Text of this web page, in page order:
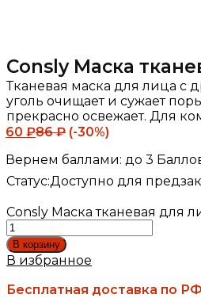
Consly Маска
Тканевая маска для лица с
уголь очищает и сужает
прекрасно освежает. Для
60 ₽86₽ (-30%)
Вернем баллами: до 3
Статус:Доступно для
Consly Маска тканевая для
В корзину
В избранное
Бесплатная доставка по